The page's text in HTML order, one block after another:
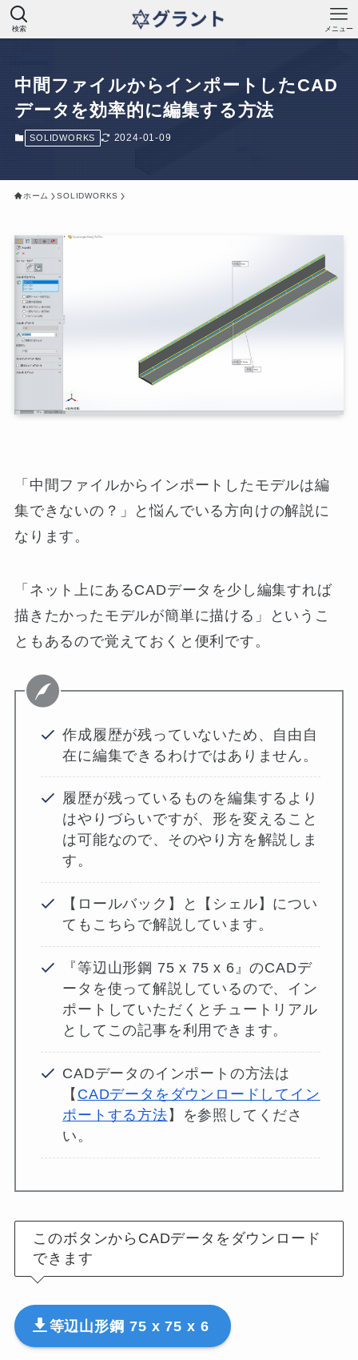
検索 メニュー
中間ファイルからインポートしたCAD
データを効率的に編集する方法
SOLIDWORKS 2024-01-09
ホーム SOLIDWORKS
「中間ファイルからインポートしたモデルは編
集できないの？」と悩んでいる方向けの解説に
なります。
「ネット上にあるCADデータを少し編集すれば
描きたかったモデルが簡単に描ける」というこ
ともあるので覚えておくと便利です。
作成履歴が残っていないため、自由自
在に編集できるわけではありません。
履歴が残っているものを編集するより
はやりづらいですが、形を変えること
は可能なので、そのやり方を解説しま
す。
【ロールバック】と【シェル】につい
てもこちらで解説しています。
『等辺山形鋼 75 x 75 x 6』のCADデ
ータを使って解説しているので、イン
ポートしていただくとチュートリアル
としてこの記事を利用できます。
CADデータのインポートの方法は
【 CADデータをダウンロードしてイン
ポートする方法 】を参照してくださ
い。
このボタンからCADデータをダウンロード
できます
等辺山形鋼 75 x 75 x 6